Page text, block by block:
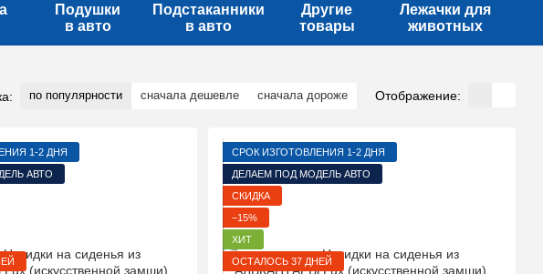
Подушки
в авто
Подстаканники
в авто
Другие
товары
Лежачки для
животных
по популярности сначала дешевле сначала дороже Отображение:
1-2 ДНЯ
АВТО
СРОК ИЗГОТОВЛЕНИЯ 1-2 ДНЯ
ДЕЛАЕМ ПОД МОДЕЛЬ АВТО
СКИДКА
−15%
ХИТ
ОСТАЛОСЬ 37 ДНЕЙ